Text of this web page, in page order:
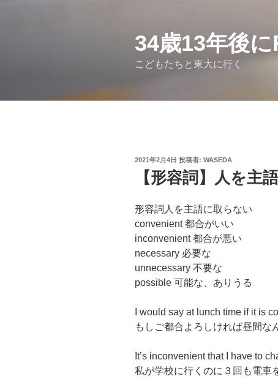
34歳13年後
こどもたちと東大に行く
投
2021年2月4日 投稿者: WASEDA
【形容詞】人を主
形容詞人を主語に取らない
convenient 都合がいい
inconvenient 都合が悪い
necessary 必要な
unnecessary 不要な
possible 可能な、ありうる
I would say at lunch time if it is
もしご都合よろしければ昼間な
It’s inconvenient that I have to
私が学校に行くのに３回も電車